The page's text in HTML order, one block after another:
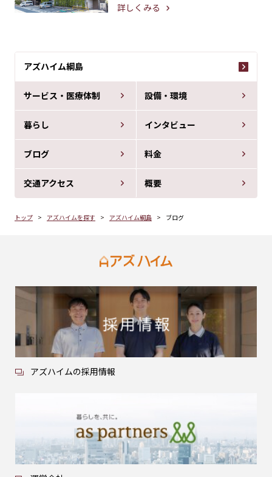
アズハイム綱島
サービス・医療体制 設備・環境
暮らし インタビュー
ブログ 料金
交通アクセス 概要
トップ アズハイムを探す アズハイム綱島 ブログ
詳しくみる
アズハイムの採用情報